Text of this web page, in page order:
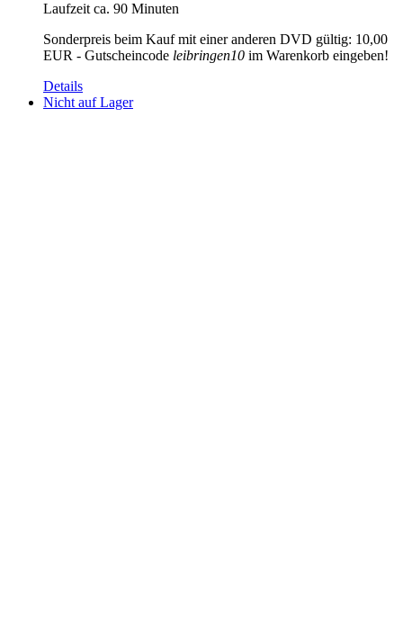
Laufzeit ca. 90 Minuten
Sonderpreis beim Kauf mit einer anderen DVD gültig: 10,00
EUR - Gutscheincode leibringen10 im Warenkorb eingeben!
Details
Nicht auf Lager